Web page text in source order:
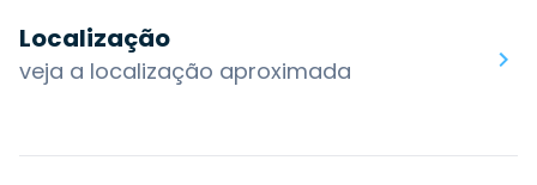
Localização
veja a localização aproximada